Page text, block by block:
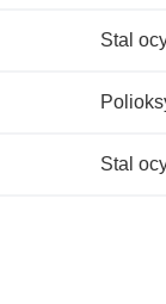
Stal
Stal